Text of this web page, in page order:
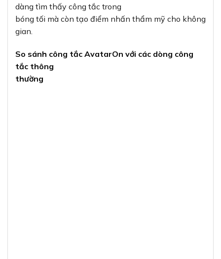
dàng tìm thấy công tắc trong
bóng tối mà còn tạo điểm nhấn thẩm mỹ cho không
gian.
So sánh công tắc AvatarOn với các dòng công
tắc thông
thường